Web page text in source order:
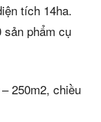
tích 14ha.
sản phẩm cụ
250m2, chiều